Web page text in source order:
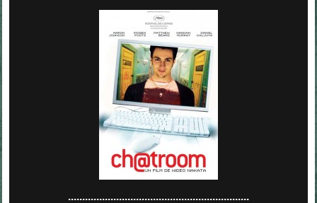
................................................................